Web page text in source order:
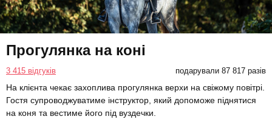
Прогулянка на коні
3 415 відгуків подарували 87 817 разів
На клієнта чекає захоплива прогулянка верхи на свіжому повітрі.
Гостя супроводжуватиме інструктор, який допоможе піднятися
на коня та вестиме його під вуздечки.